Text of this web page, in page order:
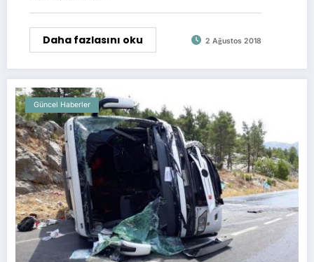
Daha fazlasını oku 2 Ağustos 2018
Güncel Haberler